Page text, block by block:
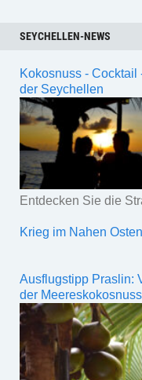
SEYCHELLEN-NEWS
Kokosnuss -
der Seychellen
Entdecken Sie die
Krieg im Nahen
Ausflugstipp Praslin:
der Meereskokosnuss